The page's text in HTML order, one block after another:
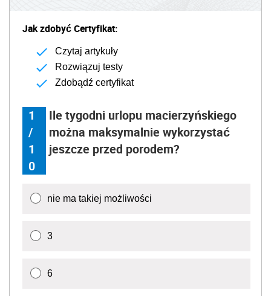
Jak zdobyć Certyfikat:
Czytaj artykuły
Rozwiązuj testy
Zdobądź certyfikat
1
/
1
0
Ile tygodni urlopu macierzyńskiego
można maksymalnie wykorzystać
jeszcze przed porodem?
nie ma takiej możliwości
3
6